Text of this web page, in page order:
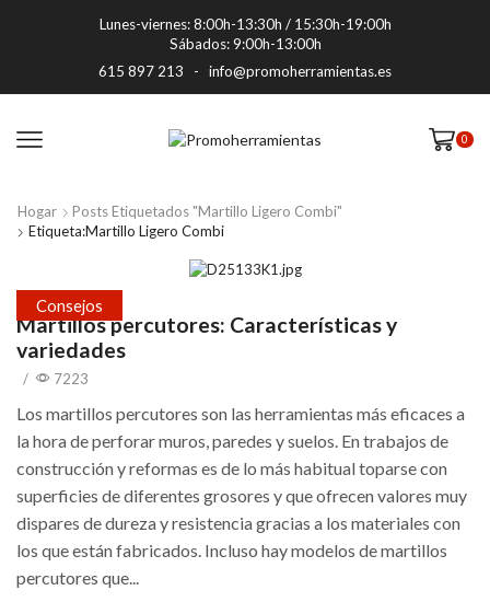
Lunes-viernes: 8:00h-13:30h / 15:30h-19:00h
Sábados: 9:00h-13:00h
615 897 213 - info@promoherramientas.es
0
Hogar
Posts Etiquetados "Martillo Ligero Combi"
Etiqueta:Martillo Ligero Combi
Consejos
Martillos percutores: Características y
variedades
/ 7223
Los martillos percutores son las herramientas más eficaces a
la hora de perforar muros, paredes y suelos. En trabajos de
construcción y reformas es de lo más habitual toparse con
superficies de diferentes grosores y que ofrecen valores muy
dispares de dureza y resistencia gracias a los materiales con
los que están fabricados. Incluso hay modelos de martillos
percutores que...